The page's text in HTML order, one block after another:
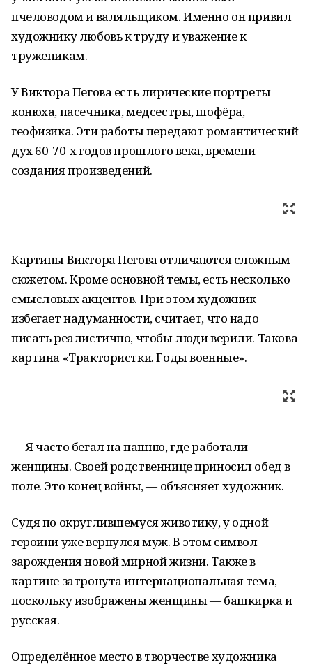
пчеловодом и валяльщиком. Именно он привил
художнику любовь к труду и уважение к
труженикам.
У Виктора Пегова есть лирические портреты
конюха, пасечника, медсестры, шофёра,
геофизика. Эти работы передают романтический
дух 60-70-х годов прошлого века, времени
создания произведений.
Картины Виктора Пегова отличаются сложным
сюжетом. Кроме основной темы, есть несколько
смысловых акцентов. При этом художник
избегает надуманности, считает, что надо
писать реалистично, чтобы люди верили. Такова
картина «Трактористки. Годы военные».
— Я часто бегал на пашню, где работали
женщины. Своей родственнице приносил обед в
поле. Это конец войны, — объясняет художник.
Судя по округлившемуся животику, у одной
героини уже вернулся муж. В этом символ
зарождения новой мирной жизни. Также в
картине затронута интернациональная тема,
поскольку изображены женщины — башкирка и
русская.
Определённое место в творчестве художника